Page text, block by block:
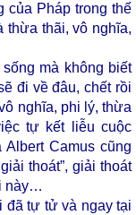
của Pháp trong thế
thừa thãi, vô nghĩa,
mà không biết
đi về đâu, chết rồi
nghĩa, phi lý, thừa
tự kết liễu cuộc
Camus cũng
thoát”, giải thoát
này…
đã tự tử và ngay tại